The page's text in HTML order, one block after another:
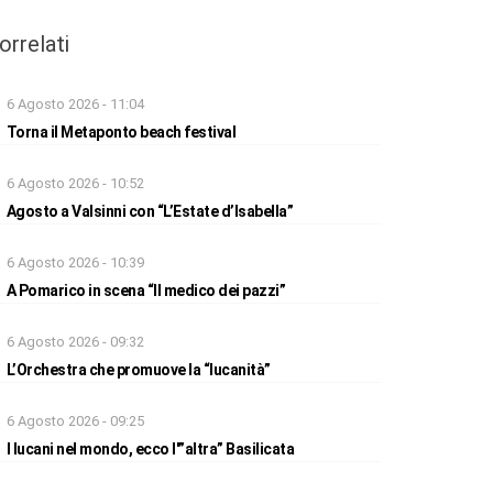
6 Agosto 2026 - 11:04
Torna il Metaponto beach festival
6 Agosto 2026 - 10:52
Agosto a Valsinni con “L’Estate d’Isabella”
6 Agosto 2026 - 10:39
A Pomarico in scena “Il medico dei pazzi”
6 Agosto 2026 - 09:32
L’Orchestra che promuove la “lucanità”
6 Agosto 2026 - 09:25
I lucani nel mondo, ecco l'”altra” Basilicata